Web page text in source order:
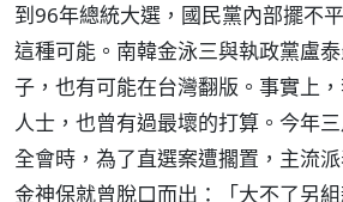
到96年總統大選，國民黨內部擺不
這種可能。南韓金泳三與執政黨盧
子，也有可能在台灣翻版。事實上
人士，也曾有過最壞的打算。今年
全會時，為了直選案遭擱置，主流
金神保就曾脫口而出：「大不了另